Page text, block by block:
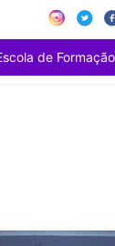
de Formação